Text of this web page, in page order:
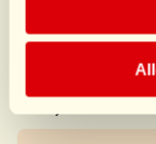
€13,00 door
€37,00